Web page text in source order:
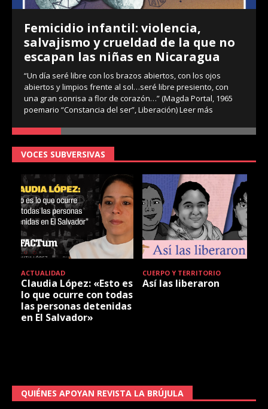
Femicidio infantil: violencia,
salvajismo y crueldad de la que no
escapan las niñas en Nicaragua
“Un día seré libre con los brazos abiertos, con los ojos
abiertos y limpios frente al sol…seré libre presiento, con
una gran sonrisa a flor de corazón…” (Magda Portal, 1965
poemario “Constancia del ser”, Liberación)Leer más
VOCES SUBVERSIVAS
ACTUALIDAD
Claudia López: «Esto es
lo que ocurre con todas
las personas detenidas
en El Salvador»
CUERPO Y TERRITORIO
Así las liberaron
QUIÉNES APOYAN REVISTA LA BRÚJULA